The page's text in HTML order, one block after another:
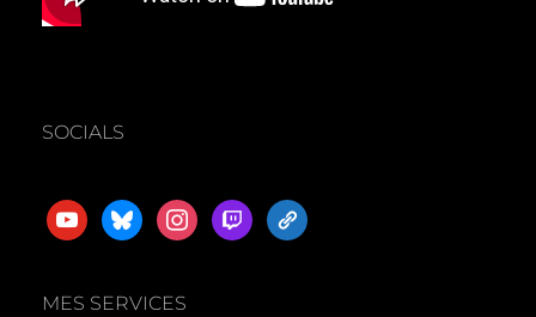
SOCIALS
youtubeblueskyinstagram
twitchadmin-
MES SERVICES